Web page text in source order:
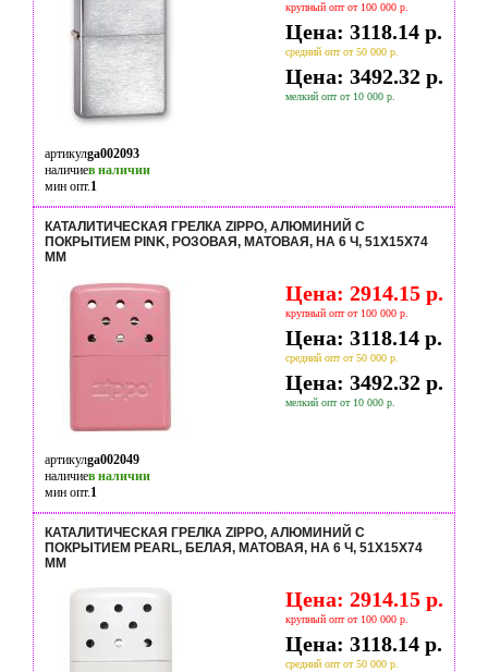
крупный опт от 100 000 р.
Цена: 3118.14 р.
средний опт от 50 000 р.
Цена: 3492.32 р.
мелкий опт от 10 000 р.
артикулga002093
наличиев наличии
мин опт.1
КАТАЛИТИЧЕСКАЯ ГРЕЛКА ZIPPO, АЛЮМИНИЙ С
ПОКРЫТИЕМ PINK, РОЗОВАЯ, МАТОВАЯ, НА 6 Ч, 51X15X74
ММ
Цена: 2914.15 р.
крупный опт от 100 000 р.
Цена: 3118.14 р.
средний опт от 50 000 р.
Цена: 3492.32 р.
мелкий опт от 10 000 р.
артикулga002049
наличиев наличии
мин опт.1
КАТАЛИТИЧЕСКАЯ ГРЕЛКА ZIPPO, АЛЮМИНИЙ С
ПОКРЫТИЕМ PEARL, БЕЛАЯ, МАТОВАЯ, НА 6 Ч, 51X15X74
ММ
Цена: 2914.15 р.
крупный опт от 100 000 р.
Цена: 3118.14 р.
средний опт от 50 000 р.